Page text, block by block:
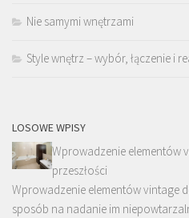
Nie samymi wnętrzami
Style wnętrz – wybór, łączenie i
LOSOWE WPISY
Wprowadzenie elementów
przeszłości
Wprowadzenie elementów vintage
sposób na nadanie im